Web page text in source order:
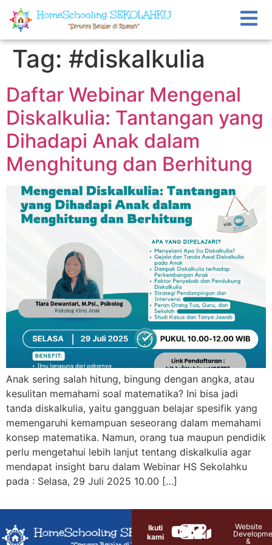
Tag: #diskalkulia
Daftar Webinar Mengenal
Diskalkulia: Tantangan yang
Dihadapi Anak dalam
Menghitung dan Berhitung
Anak sering salah hitung, bingung dengan angka, atau
kesulitan memahami soal matematika? Ini bisa jadi
tanda diskalkulia, yaitu gangguan belajar spesifik yang
memengaruhi kemampuan seseorang dalam memahami
konsep matematika. Namun, orang tua maupun pendidik
perlu mengetahui lebih lanjut tentang diskalkulia agar
mendapat insight baru dalam Webinar HS Sekolahku
pada : Selasa, 29 Juli 2025 10.00 […]
Ikuti
kami
Website
&